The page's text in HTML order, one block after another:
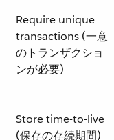
Require unique
transactions (一意
のトランザクショ
ンが必要)
Store time-to-live
(保存の存続期間)